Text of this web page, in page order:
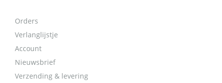
Orders
Verlanglijstje
Account
Nieuwsbrief
Verzending & levering